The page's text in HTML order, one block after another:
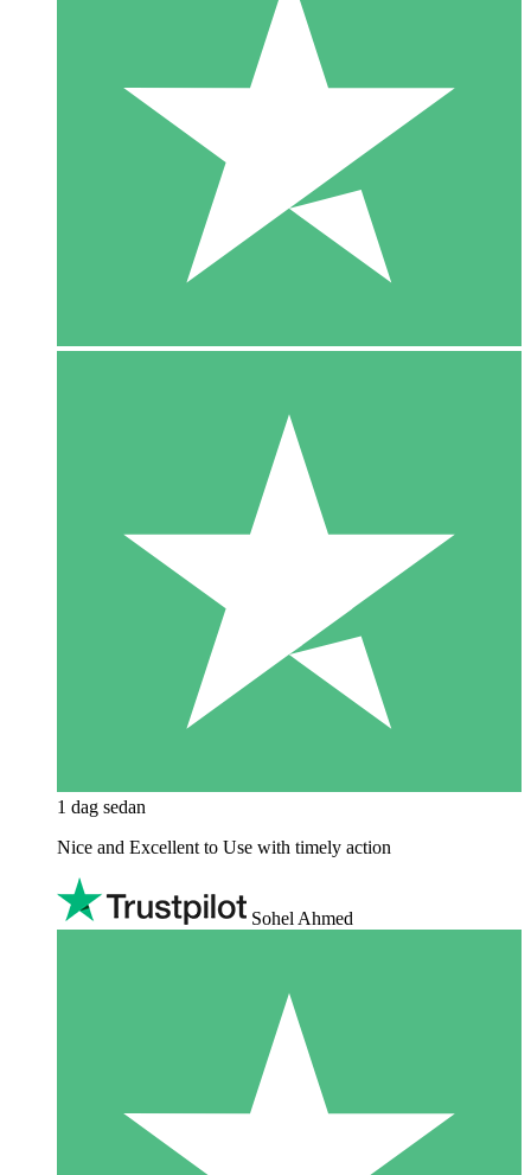
1 dag sedan
Nice and Excellent to Use with timely action
Sohel Ahmed